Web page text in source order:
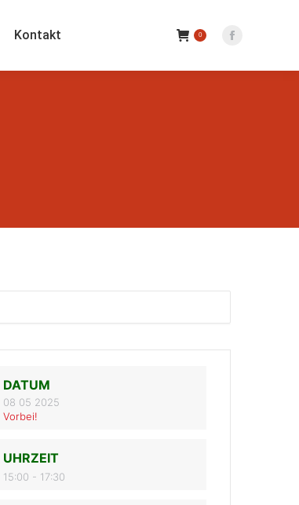
Kontakt 0
Facebook
DATUM
08 05 2025
Vorbei!
UHRZEIT
15:00 - 17:30